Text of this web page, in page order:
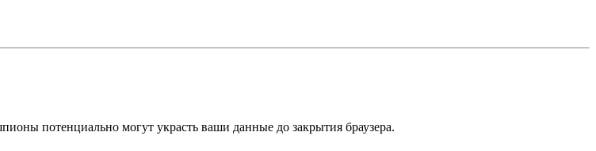
потенциально могут украсть ваши данные до закрытия браузера.